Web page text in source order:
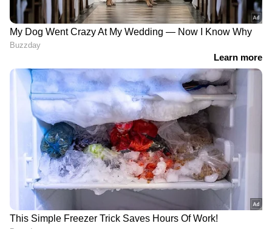
പതിമൂന്നായി. ഇരുപത്തിമൂന്നാം സാക്ഷി
ഗോകുൽ മാത്രമാണ് പൊലീസിന് നൽകിയ
മൊഴിയിൽ ഉറച്ചുനിന്നത്. പ്രതികൾ മധുവിനെ
പിടിച്ചുകൊണ്ട് വരുന്നത് കണ്ടു എന്നായിരുന്നു
ഗോകുൽ പൊലീസിന് നൽകിയ മൊഴി.
കേസില്‍ ഇതുവരെ വിസ്തരിച്ചതിൽ മൊഴി
മാറ്റാതിരിക്കുന്ന രണ്ടാമത്തെ മാത്രം
സാക്ഷിയാണ് ഗോകുൽ. കേസിൽ ആകെ 122
സാക്ഷികൾ ആണ് ഉള്ളത്.